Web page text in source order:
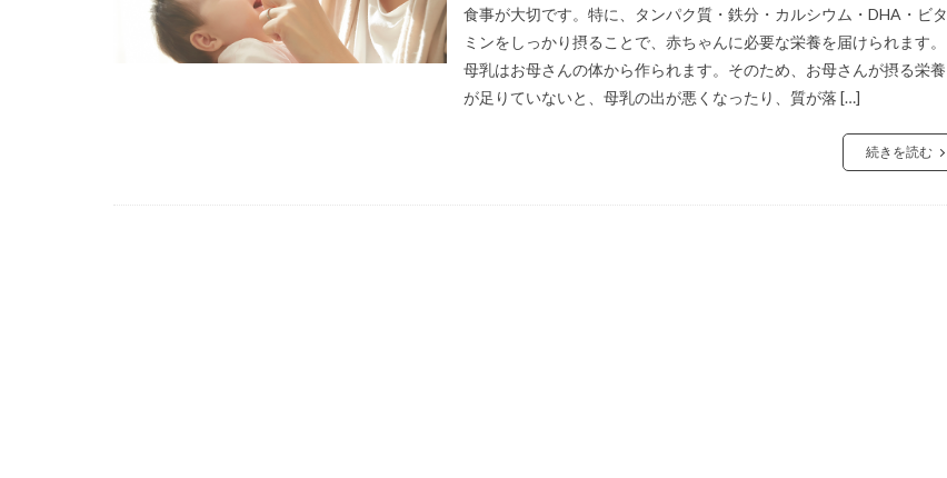
食事が大切です。特に、タンパク質・鉄分・カルシウム・DHA・ビタ
ミンをしっかり摂ることで、赤ちゃんに必要な栄養を届けられます。
母乳はお母さんの体から作られます。そのため、お母さんが摂る栄養
が足りていないと、母乳の出が悪くなったり、質が落 […]
続きを読む